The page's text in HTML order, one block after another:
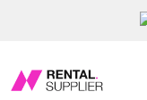
navigatie
inhoud